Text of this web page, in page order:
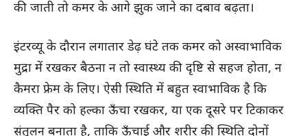
की जाती तो कमर के आगे झुक जाने का दबाव बढ़ता।
इंटरव्यू के दौरान लगातार डेढ़ घंटे तक कमर को अस्वाभाविक
मुद्रा में रखकर बैठना न तो स्वास्थ्य की दृष्टि से सहज होता, न
कैमरा फ्रेम के लिए। ऐसी स्थिति में बहुत स्वाभाविक है कि
व्यक्ति पैर को हल्का ऊँचा रखकर, या एक दूसरे पर टिकाकर
संतुलन बनाता है, ताकि ऊँचाई और शरीर की स्थिति दोनों